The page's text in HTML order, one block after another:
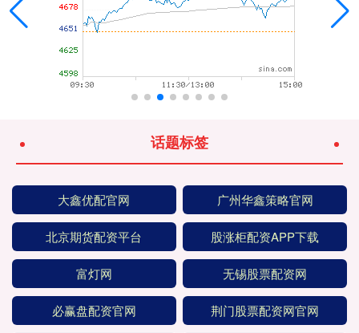
话题标签
大鑫优配官网 广州华鑫策略官网
北京期货配资平台 股涨柜配资APP下载
富灯网 无锡股票配资网
必赢盘配资官网 荆门股票配资网官网